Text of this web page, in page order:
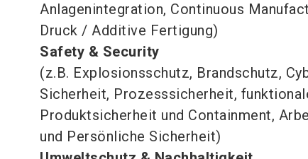
Anlagenintegration, Continuous
Druck / Additive Fertigung)
Safety & Security
(z.B. Explosionsschutz, Brandschutz,
Sicherheit, Prozesssicherheit,
Produktsicherheit und Containment,
und Persönliche Sicherheit)